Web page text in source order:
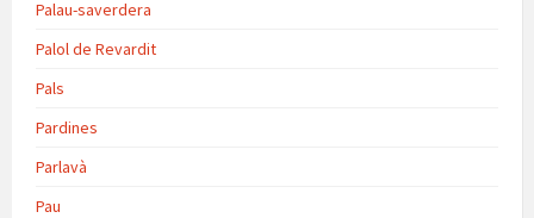
Palau-saverdera
Palol de Revardit
Pals
Pardines
Parlavà
Pau